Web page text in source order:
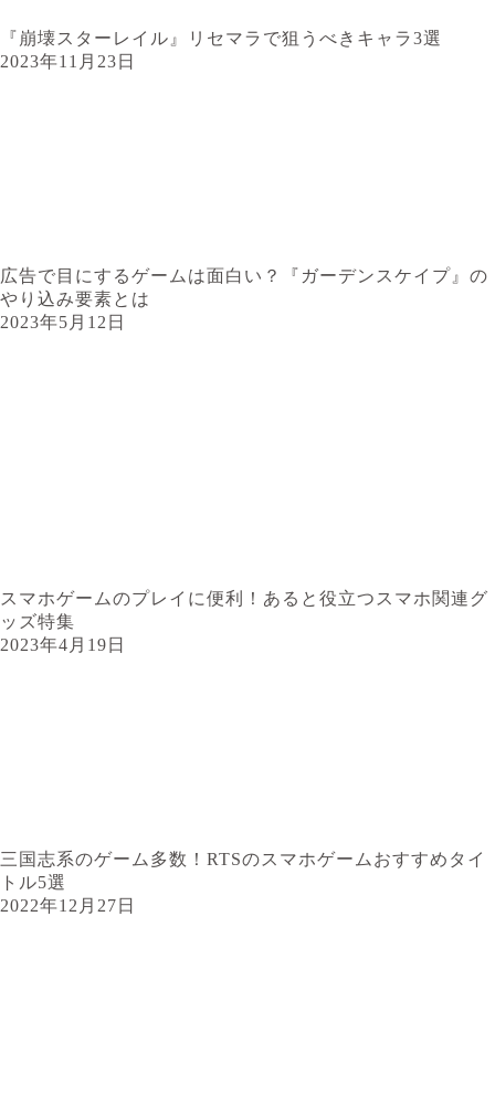
『崩壊スターレイル』リセマラで狙うべきキャラ3選
2023年11月23日
広告で目にするゲームは面白い？『ガーデンスケイプ』の
やり込み要素とは
2023年5月12日
スマホゲームのプレイに便利！あると役立つスマホ関連グ
ッズ特集
2023年4月19日
三国志系のゲーム多数！RTSのスマホゲームおすすめタイ
トル5選
2022年12月27日